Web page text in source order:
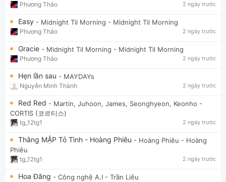
Phương Thảo 2 ngày trước
Easy - Midnight Til Morning - Midnight Til Morning
Phương Thảo 2 ngày trước
Gracie - Midnight Til Morning - Midnight Til Morning
Phương Thảo 2 ngày trước
Hẹn lần sau - MAYDAYs
Nguyễn Minh Thành 2 ngày trước
Red Red - Martin, Juhoon, James, Seonghyeon, Keonho -
CORTIS (코르티스)
tg_12tg1 2 ngày trước
Thằng MẬP Tỏ Tình - Hoàng Phiêu - Hoàng Phiêu - Hoàng
Phiêu
tg_12tg1 2 ngày trước
Hoa Đăng - Công nghệ A.I - Trần Liêu